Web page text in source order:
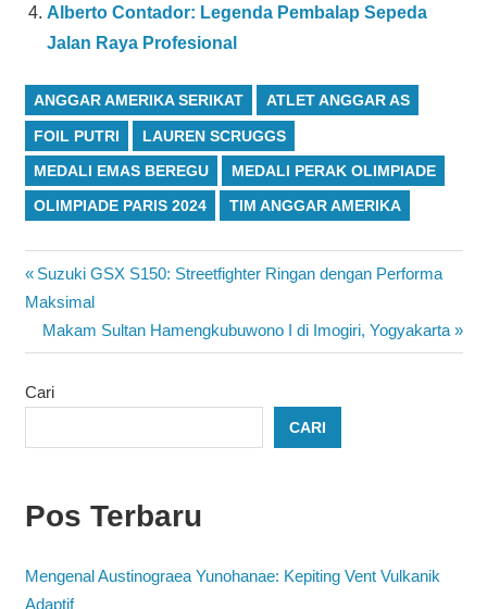
Alberto Contador: Legenda Pembalap Sepeda
Jalan Raya Profesional
ANGGAR AMERIKA SERIKAT ATLET ANGGAR AS
FOIL PUTRI LAUREN SCRUGGS
MEDALI EMAS BEREGU MEDALI PERAK OLIMPIADE
OLIMPIADE PARIS 2024 TIM ANGGAR AMERIKA
Navigasi
pos
Previous
Post:
Suzuki GSX S150: Streetfighter Ringan dengan Performa
Maksimal
Next
Post:
Makam Sultan Hamengkubuwono I di Imogiri, Yogyakarta
Cari
CARI
Pos Terbaru
Mengenal Austinograea Yunohanae: Kepiting Vent Vulkanik
Adaptif